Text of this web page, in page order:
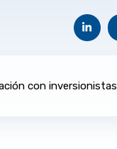
con inversionistas